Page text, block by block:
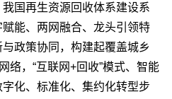
国再生资源回收体系建设系
能、两网融合、龙头引领特
政策协同，构建起覆盖城乡
，“互联网+回收”模式、智能
化、标准化、集约化转型步